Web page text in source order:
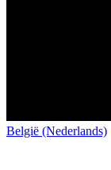
België (Nederlands)